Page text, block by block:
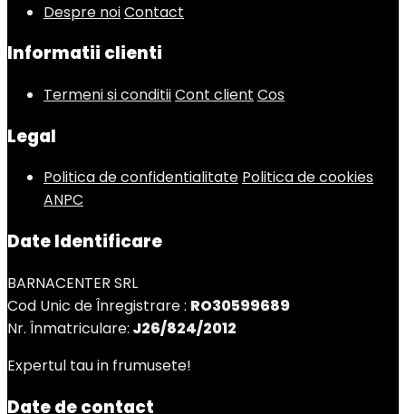
Despre noiContact
Informatii clienti
Termeni si conditiiCont client Cos
Legal
Politica de confidentialitate Politica de cookies
ANPC
Date Identificare
BARNACENTER SRL
Cod Unic de Înregistrare : RO30599689
Nr. Înmatriculare: J26/824/2012
Expertul tau in frumusete!
Date de contact